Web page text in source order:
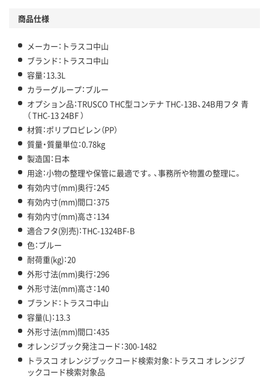
商品仕様
メーカー：トラスコ中山
ブランド：トラスコ中山
容量：13.3L
カラーグループ：ブルー
オプション品：TRUSCO THC型コンテナ THC-13B、24B用フタ 青
（ THC-13 24BF ）
材質：ポリプロピレン（PP）
質量・質量単位：0.78kg
製造国：日本
用途：小物の整理や保管に最適です。、事務所や物置の整理に。
有効内寸(mm)奥行：245
有効内寸(mm)間口：375
有効内寸(mm)高さ：134
適合フタ(別売)：THC-1324BF-B
色：ブルー
耐荷重(kg)：20
外形寸法(mm)奥行：296
外形寸法(mm)高さ：140
ブランド：トラスコ中山
容量(L)：13.3
外形寸法(mm)間口：435
オレンジブック発注コード：300-1482
トラスコ オレンジブックコード検索対象：トラスコ オレンジブ
ックコード検索対象品